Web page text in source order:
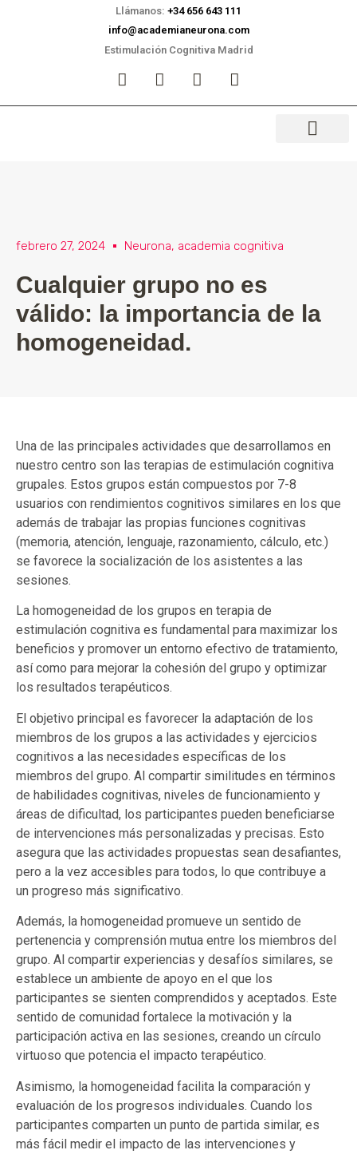
Llámanos: +34 656 643 111
info@academianeurona.com
Estimulación Cognitiva Madrid
febrero 27, 2024 Neurona, academia cognitiva
Cualquier grupo no es
válido: la importancia de la
homogeneidad.
Una de las principales actividades que desarrollamos en
nuestro centro son las terapias de estimulación cognitiva
grupales. Estos grupos están compuestos por 7-8
usuarios con rendimientos cognitivos similares en los que
además de trabajar las propias funciones cognitivas
(memoria, atención, lenguaje, razonamiento, cálculo, etc.)
se favorece la socialización de los asistentes a las
sesiones.
La homogeneidad de los grupos en terapia de
estimulación cognitiva es fundamental para maximizar los
beneficios y promover un entorno efectivo de tratamiento,
así como para mejorar la cohesión del grupo y optimizar
los resultados terapéuticos.
El objetivo principal es favorecer la adaptación de los
miembros de los grupos a las actividades y ejercicios
cognitivos a las necesidades específicas de los
miembros del grupo. Al compartir similitudes en términos
de habilidades cognitivas, niveles de funcionamiento y
áreas de dificultad, los participantes pueden beneficiarse
de intervenciones más personalizadas y precisas. Esto
asegura que las actividades propuestas sean desafiantes,
pero a la vez accesibles para todos, lo que contribuye a
un progreso más significativo.
Además, la homogeneidad promueve un sentido de
pertenencia y comprensión mutua entre los miembros del
grupo. Al compartir experiencias y desafíos similares, se
establece un ambiente de apoyo en el que los
participantes se sienten comprendidos y aceptados. Este
sentido de comunidad fortalece la motivación y la
participación activa en las sesiones, creando un círculo
virtuoso que potencia el impacto terapéutico.
Asimismo, la homogeneidad facilita la comparación y
evaluación de los progresos individuales. Cuando los
participantes comparten un punto de partida similar, es
más fácil medir el impacto de las intervenciones y